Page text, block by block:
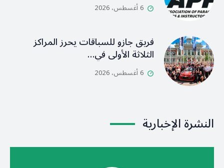
6 أغسطس، 2026
فريق جازو للسباقات يحرز المراكز
الثلاثة الأولى في…
6 أغسطس، 2026
النشرة الإخبارية